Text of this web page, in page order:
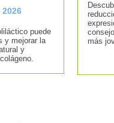
puede
y mejorar la
y
más